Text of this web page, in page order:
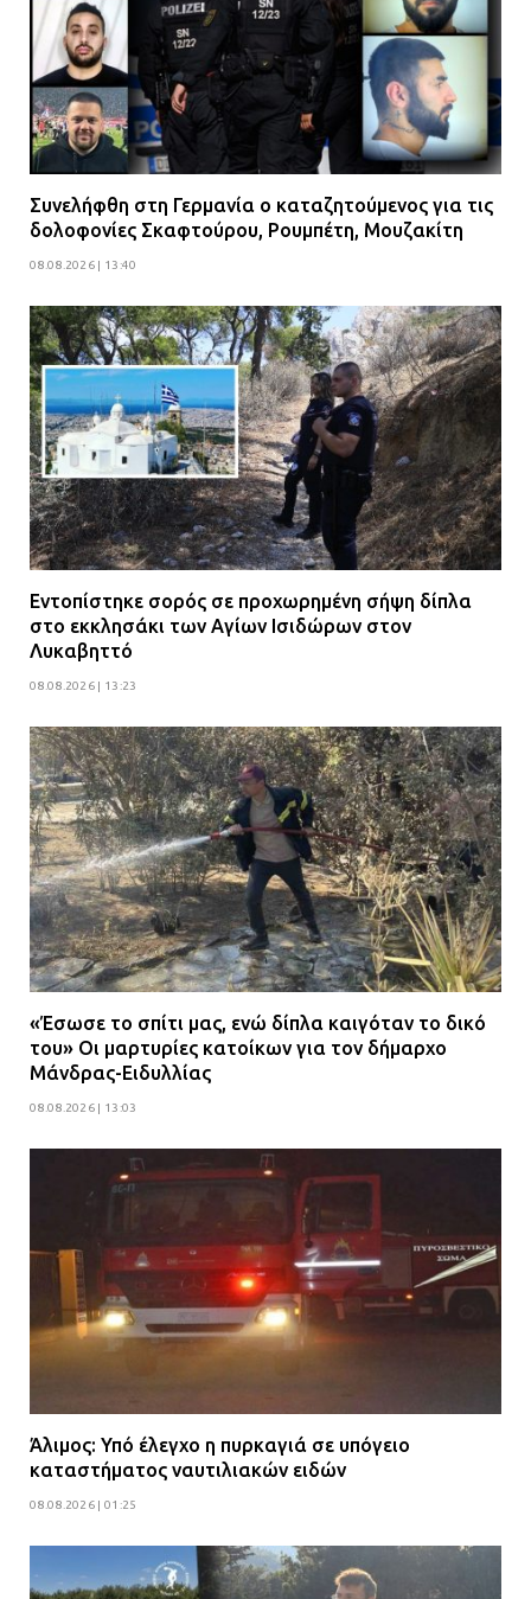
Συνελήφθη στη Γερμανία ο καταζητούμενος για τις
δολοφονίες Σκαφτούρου, Ρουμπέτη, Μουζακίτη
08.08.2026 | 13:40
Εντοπίστηκε σορός σε προχωρημένη σήψη δίπλα
στο εκκλησάκι των Αγίων Ισιδώρων στον
Λυκαβηττό
08.08.2026 | 13:23
«Έσωσε το σπίτι μας, ενώ δίπλα καιγόταν το δικό
του» Οι μαρτυρίες κατοίκων για τον δήμαρχο
Μάνδρας-Ειδυλλίας
08.08.2026 | 13:03
Άλιμος: Υπό έλεγχο η πυρκαγιά σε υπόγειο
καταστήματος ναυτιλιακών ειδών
08.08.2026 | 01:25